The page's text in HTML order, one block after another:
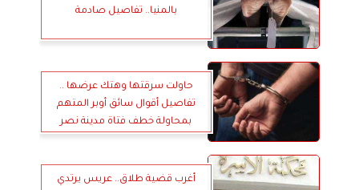
بالمنيا.. تفاصيل صادمة
حاولت سرقتها وهتك عرضها ..
تفاصيل أقوال سائق أوبر المتهم
بمحاولة خطف فتاة مدينة نصر
أغرب قضية طلاق.. عريس يرتدي